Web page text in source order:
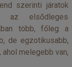
szerinti járatok
az elsődleges
több, főleg a
de egzotikusabb,
melegebb van,